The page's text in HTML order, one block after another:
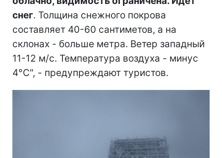
снег. Толщина снежного покрова
составляет 40-60 сантиметов, а на
склонах - больше метра. Ветер западный
11-12 м/с. Температура воздуха - минус
4°С", - предупреждают туристов.